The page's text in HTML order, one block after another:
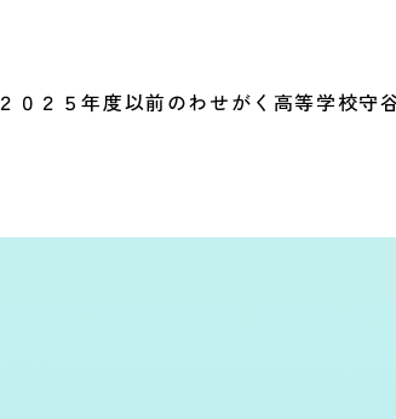
２０２５年度以前のわせがく高等学校守